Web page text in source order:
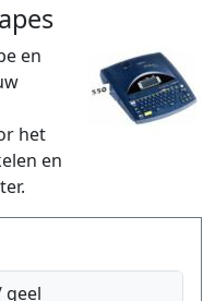
en
het
en